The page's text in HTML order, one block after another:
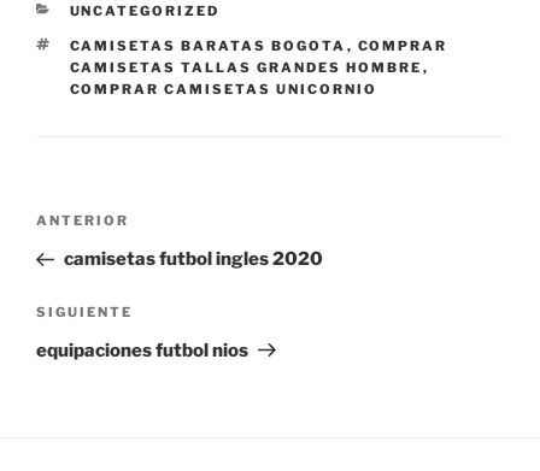
CATEGORÍAS
UNCATEGORIZED
ETIQUETAS
CAMISETAS BARATAS BOGOTA , COMPRAR
CAMISETAS TALLAS GRANDES HOMBRE ,
COMPRAR CAMISETAS UNICORNIO
Navegación
entradas
Entrada
anterior:
ANTERIOR
camisetas futbol ingles 2020
Siguiente
entrada
SIGUIENTE
equipaciones futbol nios